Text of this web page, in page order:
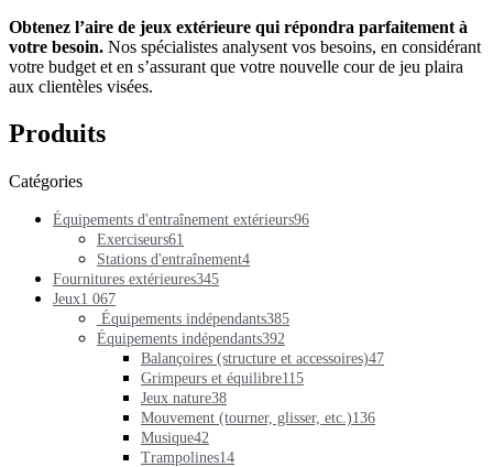
Obtenez l’aire de jeux extérieure qui répondra parfaitement à
votre besoin. Nos spécialistes analysent vos besoins, en considérant
votre budget et en s’assurant que votre nouvelle cour de jeu plaira
aux clientèles visées.
Produits
Catégories
Équipements d'entraînement extérieurs96
Exerciseurs61
Stations d'entraînement4
Fournitures extérieures345
Jeux1 067
Équipements indépendants385
Équipements indépendants392
Balançoires (structure et accessoires)47
Grimpeurs et équilibre115
Jeux nature38
Mouvement (tourner, glisser, etc.)136
Musique42
Trampolines14